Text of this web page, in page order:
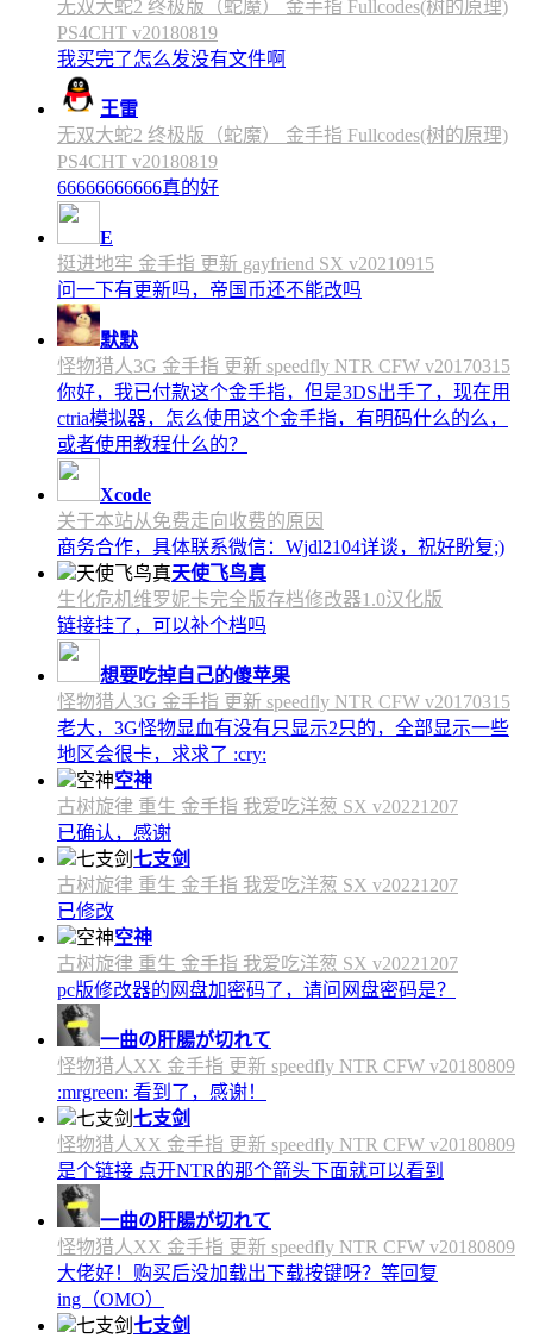
无双大蛇2 终极版（蛇魔） 金手指 Fullcodes(树的原理)
PS4CHT v20180819
我买完了怎么发没有文件啊
王雷
无双大蛇2 终极版（蛇魔） 金手指 Fullcodes(树的原理)
PS4CHT v20180819
66666666666真的好
E
挺进地牢 金手指 更新 gayfriend SX v20210915
问一下有更新吗，帝国币还不能改吗
默默
怪物猎人3G 金手指 更新 speedfly NTR CFW v20170315
你好，我已付款这个金手指，但是3DS出手了，现在用
ctria模拟器，怎么使用这个金手指，有明码什么的么，
或者使用教程什么的？
Xcode
关于本站从免费走向收费的原因
商务合作，具体联系微信：Wjdl2104详谈，祝好盼复;)
天使飞鸟真
生化危机维罗妮卡完全版存档修改器1.0汉化版
链接挂了，可以补个档吗
想要吃掉自己的傻苹果
怪物猎人3G 金手指 更新 speedfly NTR CFW v20170315
老大，3G怪物显血有没有只显示2只的，全部显示一些
地区会很卡，求求了 :cry:
空神
古树旋律 重生 金手指 我爱吃洋葱 SX v20221207
已确认，感谢
七支剑
古树旋律 重生 金手指 我爱吃洋葱 SX v20221207
已修改
空神
古树旋律 重生 金手指 我爱吃洋葱 SX v20221207
pc版修改器的网盘加密码了，请问网盘密码是？
一曲の肝腸が切れて
怪物猎人XX 金手指 更新 speedfly NTR CFW v20180809
:mrgreen: 看到了，感谢！
七支剑
怪物猎人XX 金手指 更新 speedfly NTR CFW v20180809
是个链接 点开NTR的那个箭头下面就可以看到
一曲の肝腸が切れて
怪物猎人XX 金手指 更新 speedfly NTR CFW v20180809
大佬好！购买后没加载出下载按键呀？等回复
ing（OMO）
七支剑